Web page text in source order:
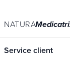
NATURA
Service client